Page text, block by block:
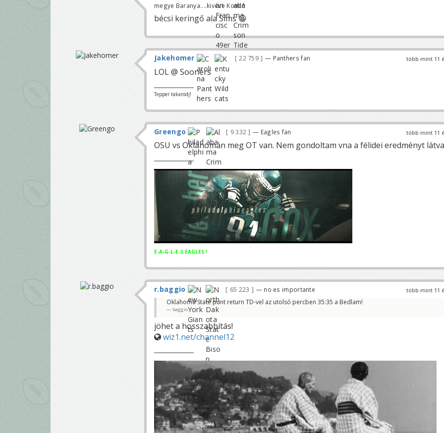
megye Baranya....kivéve Komló
bécsi keringő ala Sims 😀
több mint 11
Jakehomer 22 759 — Panthers fan
LOL @ Sooners
Tepper takarodj!
több mint 11
Greengo 9 332 — Eagles fan
OSU vs Oklahomán meg OT van. Nem gondoltam vna a félidei eredményt
E-A-G-L-E-S EAGLES !
több mint 11
r.baggio 65 223 — no es importante
Oklahoma State punt return TD-vel az utolsó percben 35:35 a Bedlam!
baggio
jöhet a hosszabbítás!
wiz1.net/channel12